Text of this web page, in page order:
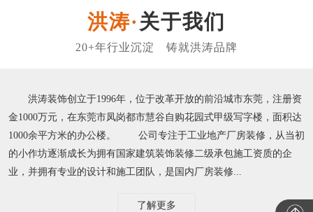
关于我们
洪涛装饰创立于1996年，位于改革开放的前沿城市东莞，注册资
金1000万元，在东莞市凤岗都市慧谷自购花园式甲级写字楼，面积达
1000余平方米的办公楼。 公司专注于工业地产厂房装修，从当初
的小作坊逐渐成长为拥有国家建筑装饰装修二级承包施工资质的企
业，并拥有专业的设计和施工团队，是国内厂房装修...
了解更多